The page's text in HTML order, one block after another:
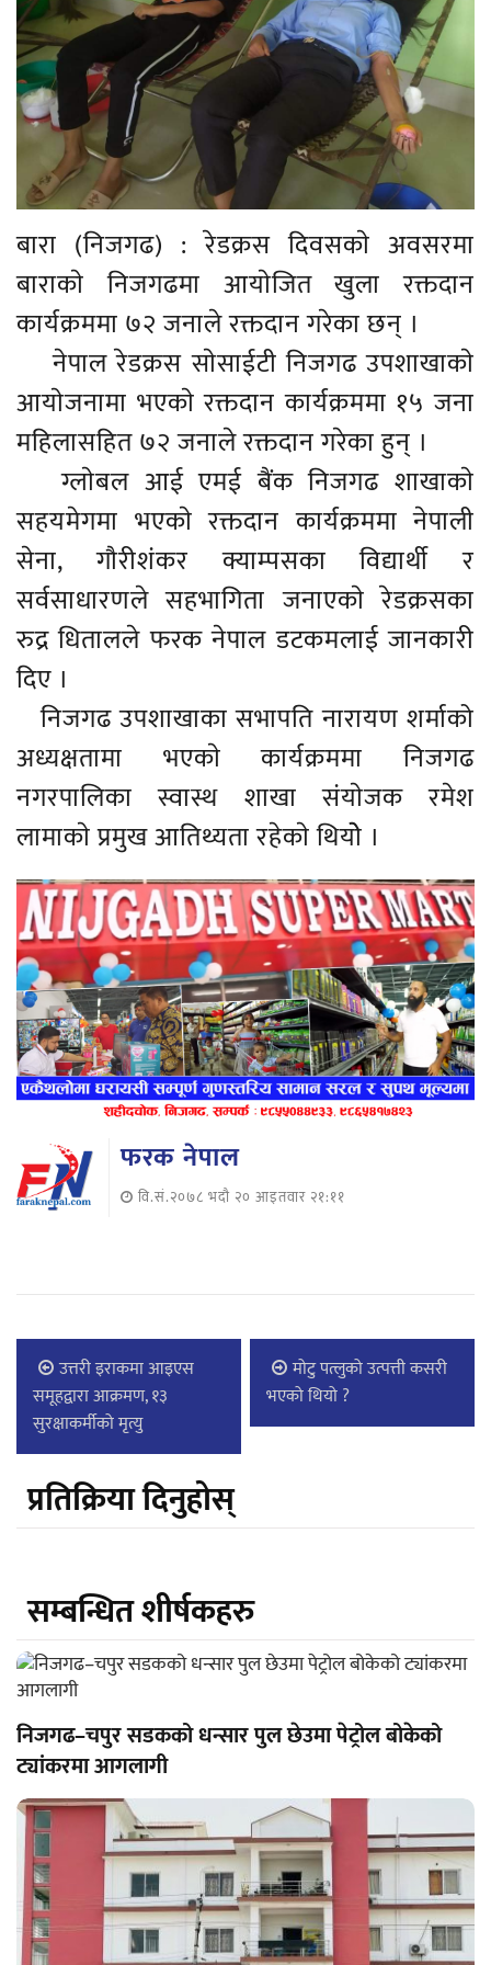
बारा (निजगढ) : रेडक्रस दिवसकाे अवसरमा
बाराकाे निजगढमा आयाेजित खुला रक्तदान
कार्यक्रममा ७२ जनाले रक्तदान गरेका छन् ।
नेपाल रेडक्रस साेसाईटी निजगढ उपशाखाकाे
आयाेजनामा भएकाे रक्तदान कार्यक्रममा १५ जना
महिलासहित ७२ जनाले रक्तदान गरेका हुन् ।
ग्लाेबल आई एमई बैंक निजगढ शाखाकाे
सहयमेगमा भएकाे रक्तदान कार्यक्रममा नेपाली
सेना, गाैरीशंकर क्याम्पसका विद्यार्थी र
सर्वसाधारणले सहभागिता जनाएकाे रेडक्रसका
रुद्र धितालले फरक नेपाल डटकमलाई जानकारी
दिए ।
निजगढ उपशाखाका सभापति नारायण शर्माको
अध्यक्षतामा भएकाे कार्यक्रममा निजगढ
नगरपालिका स्वास्थ शाखा संयाेजक रमेश
लामाकाे प्रमुख आतिथ्यता रहेकाे थियोे ।
फरक नेपाल
वि.सं.२०७८ भदौ २० आइतवार २१:११
उत्तरी इराकमा आइएस
समूहद्वारा आक्रमण, १३
सुरक्षाकर्मीको मृत्यु
मोटु पत्लुको उत्पत्ती कसरी
भएको थियो ?
प्रतिक्रिया दिनुहोस्
सम्बन्धित शीर्षकहरु
निजगढ–चपुर सडकको धन्सार पुल छेउमा पेट्रोल बोकेको
ट्यांकरमा आगलागी